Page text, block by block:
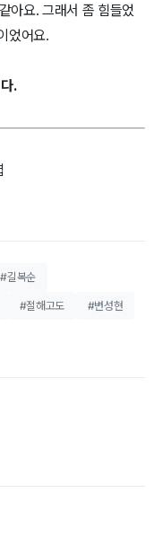
아요. 그래서 좀 힘들었
었어요.
.
#길복순
#절해고도 #변성현